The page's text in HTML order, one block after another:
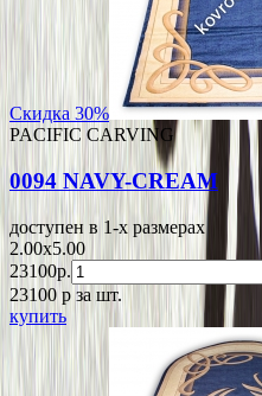
Скидка 30%
PACIFIC CARVING
0094 NAVY-CREAM
доступен в 1-x размерах
2.00x5.00
23100р.
23100 p за шт.
купить